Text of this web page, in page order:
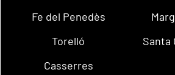
Fe del Penedès
Torelló
Santa
Casserres